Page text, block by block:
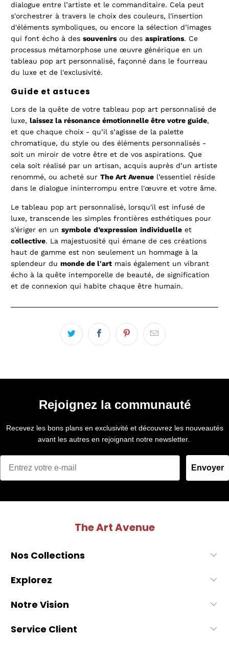
dialogue entre l’artiste et le commanditaire. Cela peut
s'orchestrer à travers le choix des couleurs, l'insertion
d'éléments symboliques, ou encore la sélection d’images
qui font écho à dessouvenirs ou desaspirations. Ce
processus métamorphose une œuvre générique en un
tableau pop art personnalisé, façonné dans le fourreau
du luxe et de l'exclusivité.
Guide et astuces
Lors de la quête de votre tableau pop art personnalisé de
luxe,laissez la résonance émotionnelle être votre guide,
et que chaque choix - qu’il s’agisse de la palette
chromatique, du style ou des éléments personnalisés -
soit un miroir de votre être et de vos aspirations. Que
cela soit réalisé par un artisan, acquis auprès d’un artiste
renommé, ou acheté surThe Art Avenue l’essentiel réside
dans le dialogue ininterrompu entre l'œuvre et votre âme.
Le tableau pop art personnalisé, lorsqu'il est infusé de
luxe, transcende les simples frontières esthétiques pour
s’ériger en unsymbole d’expression individuelle et
collective. La majestuosité qui émane de ces créations
haut de gamme est non seulement un hommage à la
splendeur dumonde de l'art mais également un vibrant
écho à la quête intemporelle de beauté, de signification
et de connexion qui habite chaque être humain.
Rejoignez la communauté
Recevez les bons plans en exclusivité et découvrez les nouveautés
avant les autres en rejoignant notre newsletter.
Envoyer
The Art Avenue
Nos Collections
Explorez
Notre Vision
Service Client